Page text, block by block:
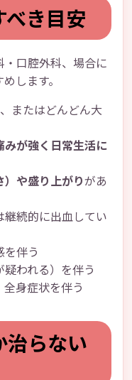
き目安
口腔外科、場合に
します。
、またはどんどん大
みが強く日常生活に
）や盛り上がりがあ
続的に出血してい
伴う
われる）を伴う
身症状を伴う
治らない